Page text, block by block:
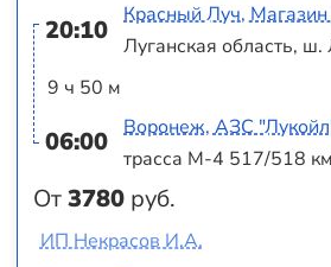
20:10
9 ч 50 м
06:00
От3780 руб.
Красный Луч,
Луганская область, ш.
Воронеж, АЗС
трасса М-4 517/518
ИП Некрасов И.А.